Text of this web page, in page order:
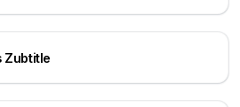
Zubtitle